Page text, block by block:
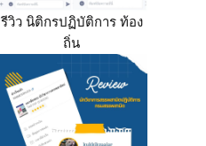
รีวิว นิติกรปฏิบัติการ ท้อง
ถิ่น